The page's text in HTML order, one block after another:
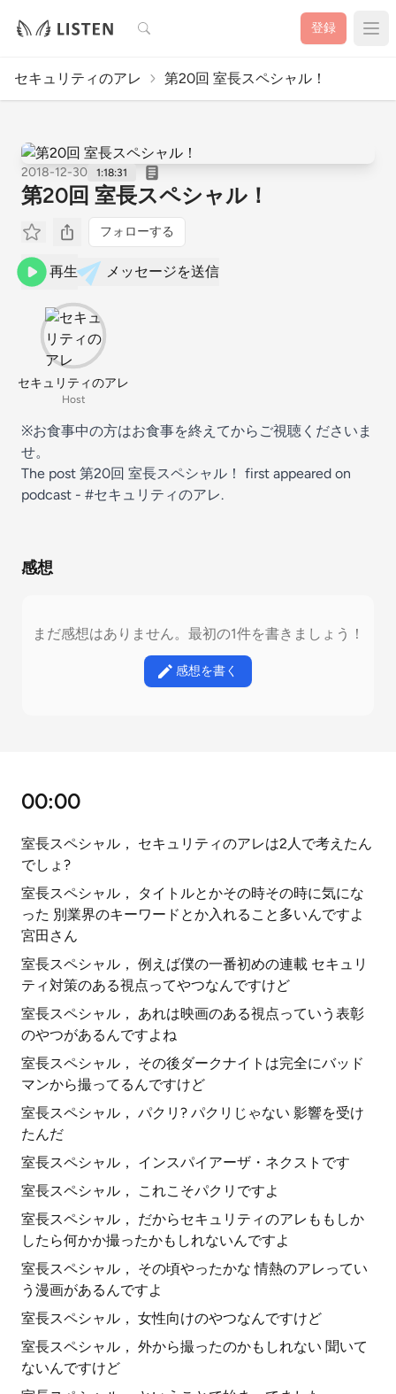
検索 登録
セキュリティのアレ 第20回 室長スペシャル！
2018-12-30 1:18:31
第20回 室長スペシャル！
フォローする
再生 メッセージを送信
セキュリティのアレ
Host
※お食事中の方はお食事を終えてからご視聴くださいま
せ。
The post 第20回 室長スペシャル！ first appeared on
podcast - #セキュリティのアレ.
感想
まだ感想はありません。最初の1件を書きましょう！
感想を書く
00:00
室長スペシャル， セキュリティのアレは2人で考えたん
でしょ?
室長スペシャル， タイトルとかその時その時に気にな
った 別業界のキーワードとか入れること多いんですよ
宮田さん
室長スペシャル， 例えば僕の一番初めの連載 セキュリ
ティ対策のある視点ってやつなんですけど
室長スペシャル， あれは映画のある視点っていう表彰
のやつがあるんですよね
室長スペシャル， その後ダークナイトは完全にバッド
マンから撮ってるんですけど
室長スペシャル， パクリ? パクリじゃない 影響を受け
たんだ
室長スペシャル， インスパイアーザ・ネクストです
室長スペシャル， これこそパクリですよ
室長スペシャル， だからセキュリティのアレももしか
したら何かか撮ったかもしれないんですよ
室長スペシャル， その頃やったかな 情熱のアレってい
う漫画があるんですよ
室長スペシャル， 女性向けのやつなんですけど
室長スペシャル， 外から撮ったのかもしれない 聞いて
ないんですけど